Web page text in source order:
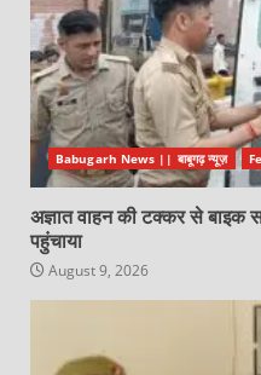
Babugarh News || बाबूगढ़ न्यूज़
अज्ञात वाहन की टक्कर से बाइक
पहुंचाया
August 9, 2026